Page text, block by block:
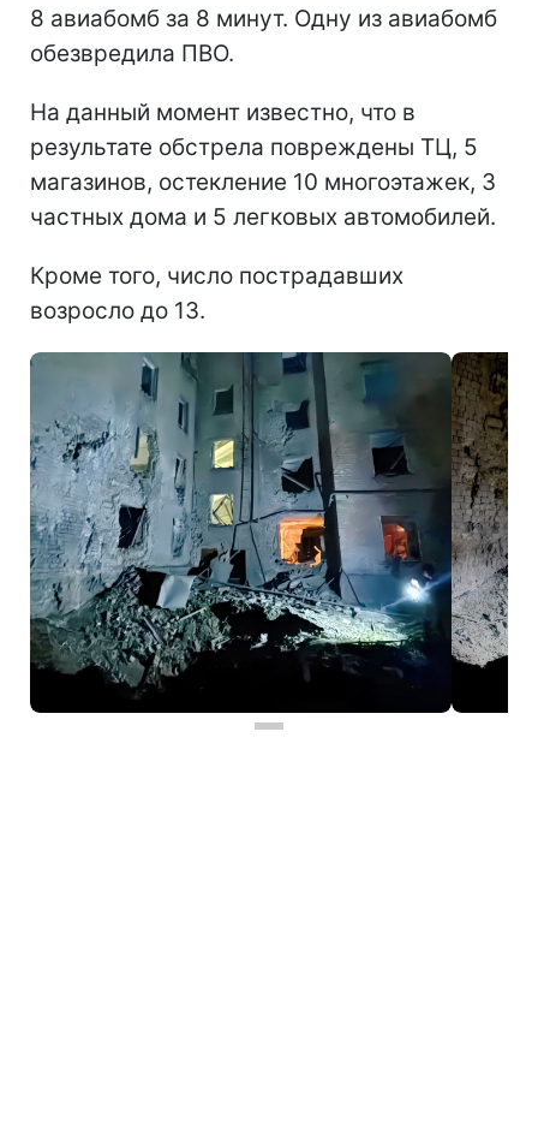
8 авиабомб за 8 минут. Одну из авиабомб
обезвредила ПВО.
На данный момент известно, что в
результате обстрела повреждены ТЦ, 5
магазинов, остекление 10 многоэтажек, 3
частных дома и 5 легковых автомобилей.
Кроме того, число пострадавших
возросло до 13.